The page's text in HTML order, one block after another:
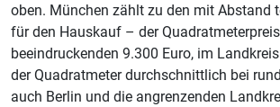
oben. München zählt zu den mit Abstand
für den Hauskauf – der
beeindruckenden 9.300 Euro, im
der Quadratmeter durchschnittlich bei
auch Berlin und die angrenzenden